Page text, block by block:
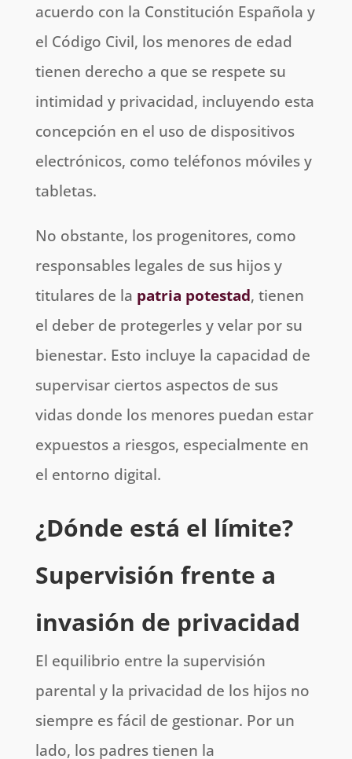
acuerdo con la Constitución Española y
el Código Civil, los menores de edad
tienen derecho a que se respete su
intimidad y privacidad, incluyendo esta
concepción en el uso de dispositivos
electrónicos, como teléfonos móviles y
tabletas.
No obstante, los progenitores, como
responsables legales de sus hijos y
titulares de la patria potestad, tienen
el deber de protegerles y velar por su
bienestar. Esto incluye la capacidad de
supervisar ciertos aspectos de sus
vidas donde los menores puedan estar
expuestos a riesgos, especialmente en
el entorno digital.
¿Dónde está el límite?
Supervisión frente a
invasión de privacidad
El equilibrio entre la supervisión
parental y la privacidad de los hijos no
siempre es fácil de gestionar. Por un
lado, los padres tienen la